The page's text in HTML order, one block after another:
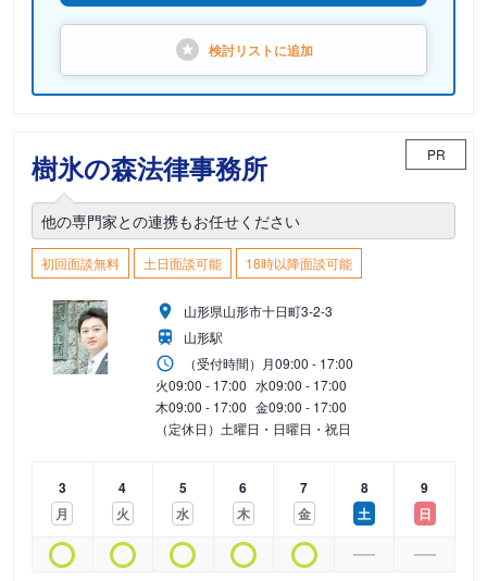
検討リストに追加
樹氷の森法律事務所 PR
他の専門家との連携もお任せください
初回面談無料 土日面談可能 18時以降面談可能
山形県山形市十日町3-2-3
山形駅
（受付時間） 月09:00 - 17:00
火09:00 - 17:00 水09:00 - 17:00
木09:00 - 17:00 金09:00 - 17:00
（定休日）土曜日・日曜日・祝日
3
月
4
火
5
水
6
木
7
金
8
土
9
日